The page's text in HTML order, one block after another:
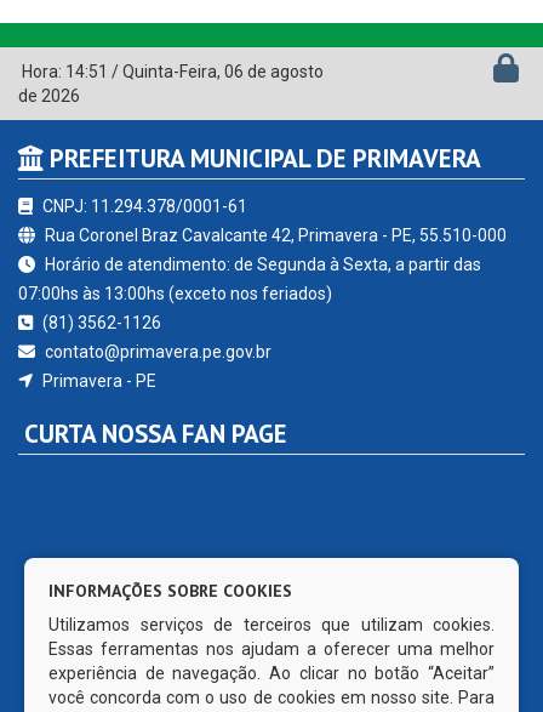
Hora: 14:51 /Quinta-Feira, 06 de agosto
de 2026
PREFEITURA MUNICIPAL DE PRIMAVERA
CNPJ: 11.294.378/0001-61
Rua Coronel Braz Cavalcante 42, Primavera - PE, 55.510-000
Horário de atendimento: de Segunda à Sexta, a partir das
07:00hs às 13:00hs (exceto nos feriados)
(81) 3562-1126
contato@primavera.pe.gov.br
Primavera - PE
CURTA NOSSA FAN PAGE
INFORMAÇÕES SOBRE COOKIES
Utilizamos serviços de terceiros que utilizam cookies.
Essas ferramentas nos ajudam a oferecer uma melhor
experiência de navegação. Ao clicar no botão “Aceitar”
você concorda com o uso de cookies em nosso site. Para